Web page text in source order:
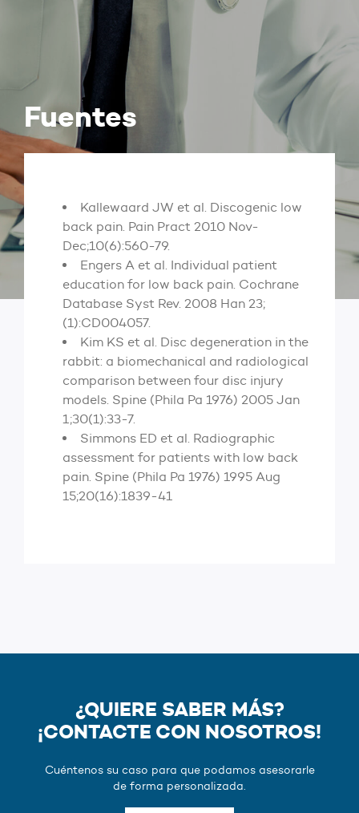
Fuentes
Kallewaard JW et al. Discogenic low
back pain. Pain Pract 2010 Nov-
Dec;10(6):560-79.
Engers A et al. Individual patient
education for low back pain. Cochrane
Database Syst Rev. 2008 Han 23;
(1):CD004057.
Kim KS et al. Disc degeneration in the
rabbit: a biomechanical and radiological
comparison between four disc injury
models. Spine (Phila Pa 1976) 2005 Jan
1;30(1):33-7.
Simmons ED et al. Radiographic
assessment for patients with low back
pain. Spine (Phila Pa 1976) 1995 Aug
15;20(16):1839-41
¿QUIERE SABER MÁS?
¡CONTACTE CON NOSOTROS!
Cuéntenos su caso para que podamos asesorarle
de forma personalizada.